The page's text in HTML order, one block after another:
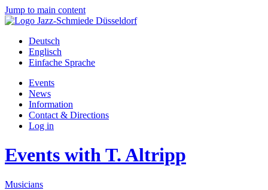
Jump to main content
Deutsch
Englisch
Einfache Sprache
Events
News
Information
Contact & Directions
Log in
Events with T. Altripp
Musicians